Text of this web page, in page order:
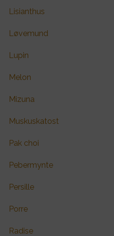
Lisianthus
Løvemund
Lupin
Melon
Mizuna
Muskuskatost
Pak choi
Pebermynte
Persille
Porre
Radise